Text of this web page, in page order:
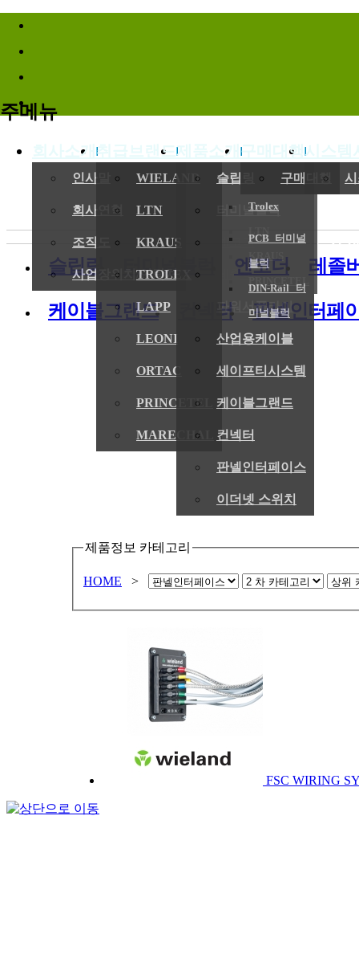
바로가기메뉴
주메뉴
회사소개
인사말
회사연혁
조직도
사업장위치/연락처
취급브랜드
WIELAND
LTN
KRAUS
TROLEX
LAPP
LEONI
ORTAC
PRINCETEL
MARECHAL
제품소개
슬립링
Trolex
KRAUS
PRINCETEL
터미널블럭
PCB 터미널
블럭
DIN-Rail 터
미널블럭
엔코더
레졸버
파워서플라이
산업용케이블
세이프티시스템
케이블그랜드
컨넥터
판넬인터페이스
이더넷 스위치
구매대행
구매대행
시스템
(
전기,기
슬립링 터미널블럭 엔코더 레졸
케이블그랜드 컨넥터 판넬인터페
제품정보 카테고리
HOME >
FSC WIRING